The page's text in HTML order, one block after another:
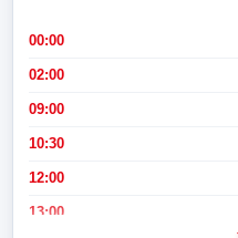
00:00
02:00
09:00
10:30
12:00
13:00